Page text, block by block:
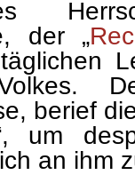
der „
berief
um
an ihm